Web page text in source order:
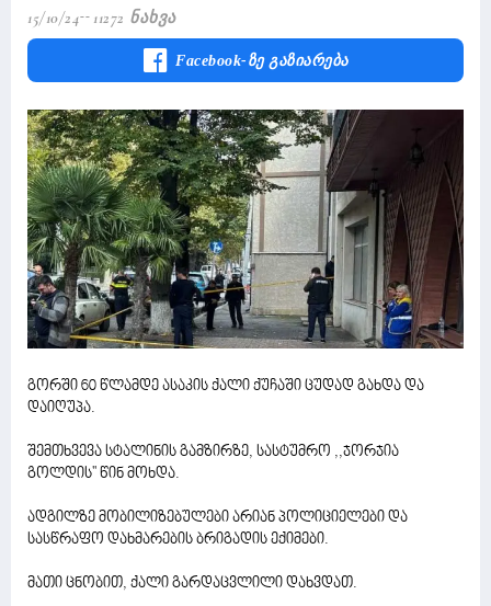
15/10/24 11272 Ნახვა
Facebook-Ზე Გაზიარება
გორში 60 წლამდე ასაკის ქალი ქუჩაში ცუდად გახდა და
დაიღუპა.
შემთხვევა სტალინის გამზირზე, სასტუმრო ,,ჯორჯია
გოლდის'' წინ მოხდა.
ადგილზე მობილიზებულები არიან პოლიციელები და
სასწრაფო დახმარების ბრიგადის ექიმები.
მათი ცნობით, ქალი გარდაცვლილი დახვდათ.